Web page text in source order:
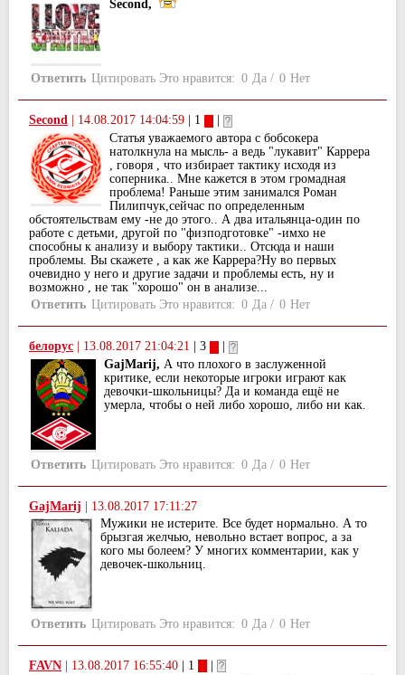
Second,
Ответить Цитировать Это нравится: 0 Да / 0 Нет
Second 14.08.2017 14:04:59 | 1
Статья уважаемого автора с бобсокера
натолкнула на мысль- а ведь "лукавит" Каррера
, говоря , что избирает тактику исходя из
соперника.. Мне кажется в этом громадная
проблема! Раньше этим занимался Роман
Пилипчук,сейчас по определенным
обстоятельствам ему -не до этого.. А два итальянца-один по
работе с детьми, другой по "физподготовке" -имхо не
способны к анализу и выбору тактики.. Отсюда и наши
проблемы. Вы скажете , а как же Каррера?Ну во первых
очевидно у него и другие задачи и проблемы есть, ну и
возможно , не так "хорошо" он в анализе...
Ответить Цитировать Это нравится: 0 Да / 0 Нет
белорус 13.08.2017 21:04:21 | 3
GajMarij, А что плохого в заслуженной
критике, если некоторые игроки играют как
девочки-школьницы? Да и команда ещё не
умерла, чтобы о ней либо хорошо, либо ни как.
Ответить Цитировать Это нравится: 0 Да / 0 Нет
GajMarij
13.08.2017 17:11:27
Мужики не истерите. Все будет нормально. А то
брызгая желчью, невольно встает вопрос, а за
кого мы болеем? У многих комментарии, как у
девочек-школьниц.
Ответить Цитировать Это нравится: 0 Да / 0 Нет
FAVN | 13.08.2017 16:55:40 | 1
|